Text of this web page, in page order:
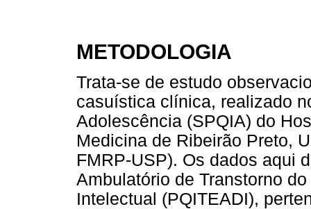
METODOLOGIA
Trata-se de estudo
casuística clínica, realizado
Adolescência (SPQIA) do
Medicina de Ribeirão Preto,
FMRP-USP). Os dados aqui
Ambulatório de Transtorno
Intelectual (PQITEADI),